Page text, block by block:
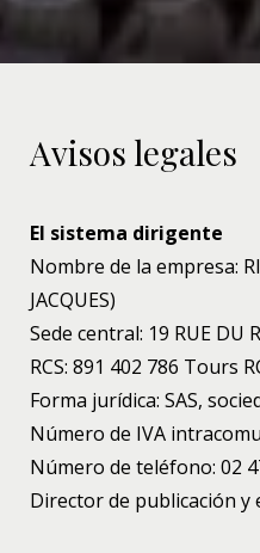
Avisos legales
El sistema dirigente
Nombre de la empresa:
JACQUES)
Sede central: 19 RUE DU
RCS: 891 402 786 Tours
Forma jurídica: SAS,
Número de IVA
Número de teléfono: 02
Director de publicación y